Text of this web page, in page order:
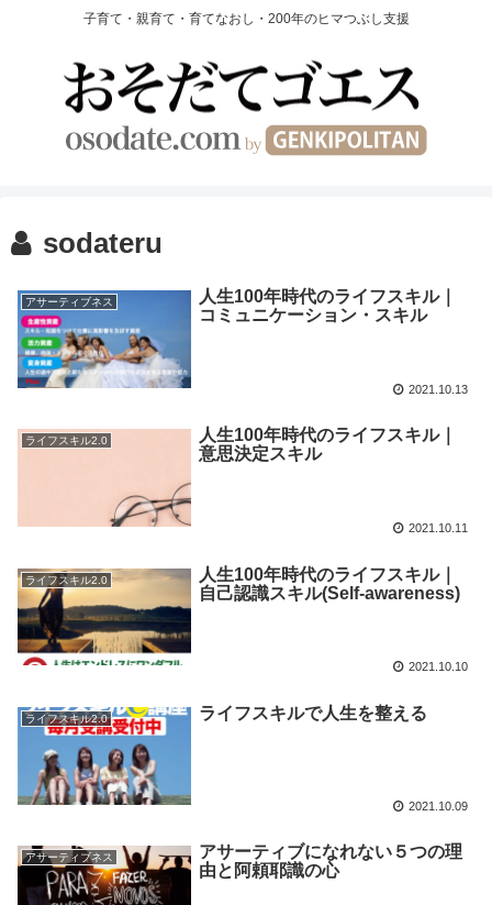
子育て・親育て・育てなおし・200年のヒマつぶし支援
sodateru
アサーティブネス
人生100年時代のライフスキル｜
コミュニケーション・スキル
2021.10.13
ライフスキル2.0
人生100年時代のライフスキル｜
意思決定スキル
2021.10.11
ライフスキル2.0
人生100年時代のライフスキル｜
自己認識スキル(Self-awareness)
2021.10.10
ライフスキル2.0 ライフスキルで人生を整える
2021.10.09
アサーティブネス
アサーティブになれない５つの理
由と阿頼耶識の心